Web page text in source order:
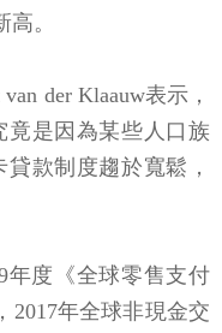
。
der Klaauw表示，
是因為某些人口族
款制度趨於寬鬆，
年度《全球零售支付
2017年全球非現金交